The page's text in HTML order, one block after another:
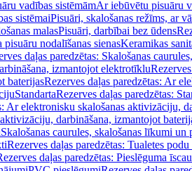
vadības sistēmāmAr iebūvētu pisuāru
sistēmaiPisuāri, skalošanas režīms, ar
malasPisuāri, darbībai bez ūdens
pisuāru nodalīšanas sienasKeramikas
daļas paredzētas: Skalošanas
izmantojot elektrotīklu
baterijasRezerves daļas paredzētas: Ar
StandartaRezerves daļas paredzētas:
Ar elektronisku skalošanas aktivizāciju,
darbināšana, izmantojot
Skalošanas caurules, skalošanas līkumi un
Rezerves daļas paredzētas: Tualetes
daļas paredzētas: Pieslēguma